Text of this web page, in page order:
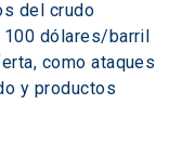
del crudo
dólares/barril
como ataques
y productos